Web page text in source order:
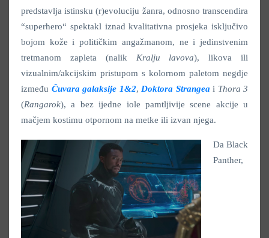
predstavlja istinsku (r)evoluciju žanra, odnosno transcendira
“superhero“ spektakl iznad kvalitativna prosjeka isključivo
bojom kože i političkim angažmanom, ne i jedinstvenim
tretmanom zapleta (nalik Kralju lavova), likova ili
vizualnim/akcijskim pristupom s kolornom paletom negdje
između Čuvara galaksije 1&2, Doktora Strangea i Thora 3
(Rangarok), a bez ijedne iole pamtljivije scene akcije u
mačjem kostimu otpornom na metke ili izvan njega.
Da Black
Panther,